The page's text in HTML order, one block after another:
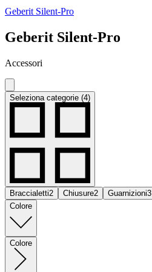
Geberit Silent-Pro
Geberit Silent-Pro
Accessori
Seleziona categorie (4)
Braccialetti2 Chiusure2 Guarnizioni3
Colore
Colore